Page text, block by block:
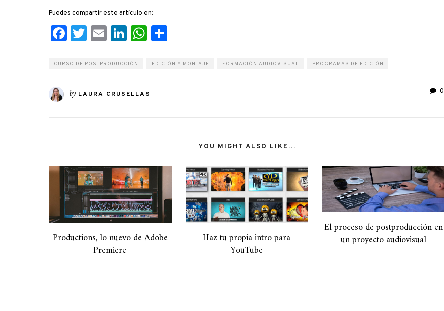
Puedes compartir este artículo en:
Facebook
Twitter
EmailLinkedIn
WhatsApp
CURSO DE POSTPRODUCCIÓN EDICIÓN Y MONTAJE FORMACIÓN AUDIOVISUAL PROGRAMAS DE EDICIÓN
by LAURA CRUSELLAS 0
YOU MIGHT ALSO LIKE...
Productions, lo nuevo de Adobe
Premiere
Haz tu propia intro para
YouTube
El proceso de postproducción en
un proyecto audiovisual